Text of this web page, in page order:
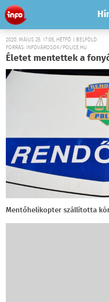
2020. MÁJUS 25. 17:05, HÉTFŐ | BELFÖLD
FORRÁS: INFOVÁROSOK/POLICE.HU
Életet mentettek a
Mentőhelikopter szállította